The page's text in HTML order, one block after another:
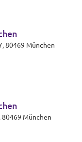
80469 München
80469 München